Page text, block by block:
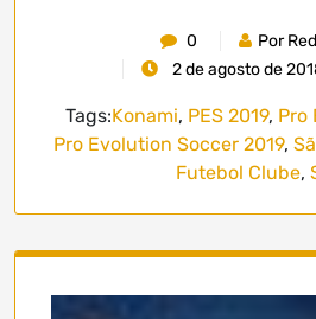
0
Por
2 de agosto de
Tags:Konami, PES 2019, Pro
Pro Evolution Soccer 2019,
Futebol Clube,